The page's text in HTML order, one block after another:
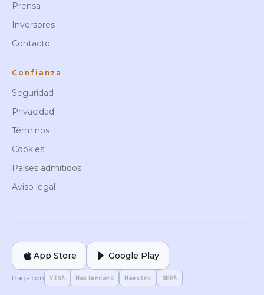
Prensa
Inversores
Contacto
Confianza
Seguridad
Privacidad
Términos
Cookies
Países admitidos
Aviso legal
App Store Google Play
Paga con VISA Mastercard Maestro SEPA